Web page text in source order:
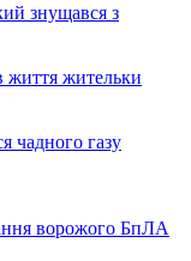
знущався з
життя жительки
чадного газу
ворожого БпЛА